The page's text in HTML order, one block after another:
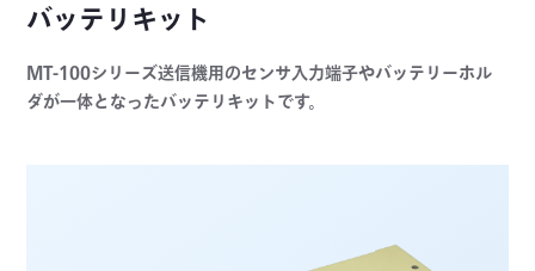
バッテリキット
MT-100シリーズ送信機用のセンサ入力端子やバッテリーホル
ダが一体となったバッテリキットです。